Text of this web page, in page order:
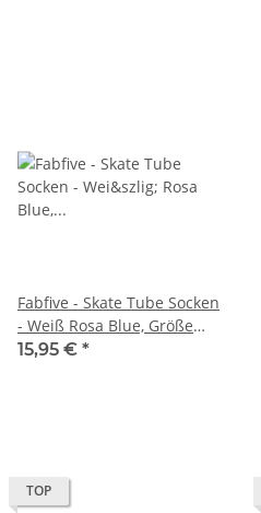
Fabfive - Skate Tube Socken
- Weiß Rosa Blue, Größe
One Size / Ohne Größe
15,95 € *
TOP